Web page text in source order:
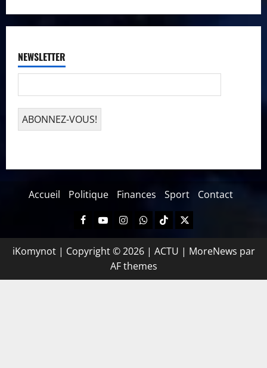
NEWSLETTER
Accueil Politique Finances Sport Contact
iKomynot | Copyright © 2026 | ACTU | MoreNews par
AF themes